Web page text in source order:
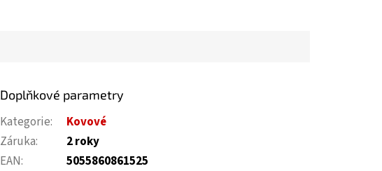
Doplňkové parametry
Kategorie:
Kovové
Záruka:
2 roky
EAN:
5055860861525